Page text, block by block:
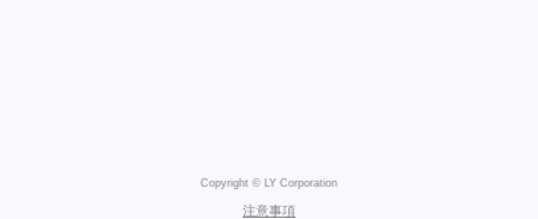
Copyright © LY Corporation
注意事項